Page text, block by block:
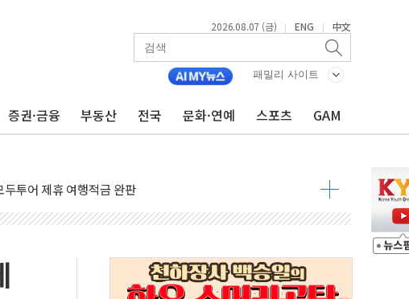
2026.08.07 (금) | ENG | 中文
패밀리 사이트
증권·금융 부동산 전국 문화·연예 스포츠 GAM
인근 도로 4중 추돌…1명 심정지·5명 부상
서 산불 진화 중...진화헬기 3대 투입
상반기 매출 첫 2000억원 돌파
상풍력에 4000억 금융 지원
점포 영업 재개...장바구니에 홈플러스 담아달라" 호소
올린 CIFO, 금융지주 포용금융 조직개편 신호탄
오전 동반 하락…내린 종목이 두 배 넘어
통더위…김성환 기후부 장관 "예측범위 벗어나도 즉시대응"